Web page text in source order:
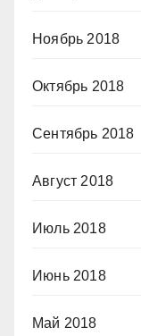
Ноябрь 2018
Октябрь 2018
Сентябрь 2018
Август 2018
Июль 2018
Июнь 2018
Май 2018